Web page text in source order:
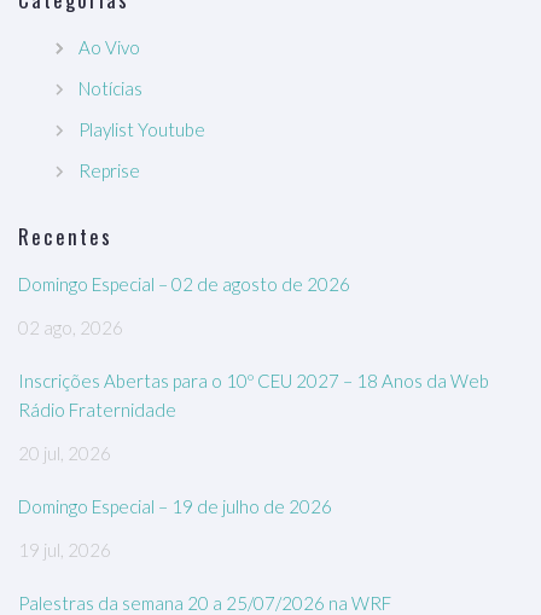
Ao Vivo
Notícias
Playlist Youtube
Reprise
Recentes
Domingo Especial – 02 de agosto de 2026
02 ago, 2026
Inscrições Abertas para o 10º CEU 2027 – 18 Anos da Web
Rádio Fraternidade
20 jul, 2026
Domingo Especial – 19 de julho de 2026
19 jul, 2026
Palestras da semana 20 a 25/07/2026 na WRF